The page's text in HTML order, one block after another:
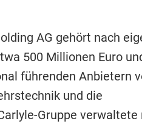
AG gehört nach
500 Millionen Euro
führenden Anbietern
und die
Gruppe verwaltete